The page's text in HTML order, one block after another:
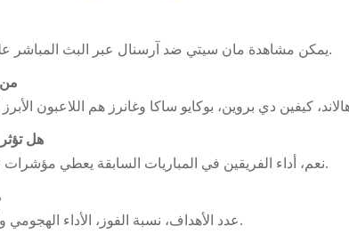
يمكن مشاهدة مان سيتي ضد آرسنال
عبر البث المباشر على القنوات الرسمية ومنصات الإنترنت.
من
هل
نعم، أداء الفريقين في المباريات السابقة يعطي مؤشرات قوية حول جاهزيتهم ومستوى التنافس.
عدد الأهداف، نسبة الفوز، الأداء الهجومي والدفاعي، ومستوى اللاعبين الرئيسيين.